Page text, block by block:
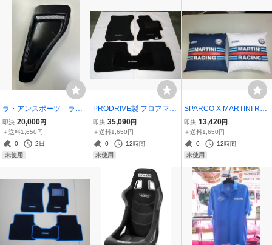
ラ・アンスポーツ ラン
サー EVO 4 5 6 純正ボン
ネット用 NASA DUCT (F
RP製）受注生産*送料別
途
即決 20,000円
＋送料1,650円
0
2日
未使用
PRODRIVE製 フロアマッ
ト黒 5枚1台分レガシィ
BP5型15’5月～ （受注
生産品） *送料別途
即決 35,090円
＋送料1,650円
0
12時間
未使用
SPARCO X MARTINI RA
CING コラボ REPLICA T
HROW PILLOW ネイビー
x1 ＆ ホワイトx1 2個1SE
T マルティニストライプ
即決 13,420円
＋送料1,650円
0
12時間
未使用